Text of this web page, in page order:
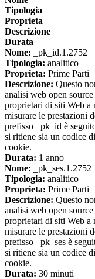
Tipologia
Proprieta
Descrizione
Durata
Nome: _pk_id.1.2752
Tipologia: analitico
Proprieta: Prime Parti
Descrizione: Questo
analisi web open
proprietari di siti Web a
misurare le prestazioni
prefisso _pk_id è
si ritiene sia un codice
cookie.
Durata: 1 anno
Nome: _pk_ses.1.2752
Tipologia: analitico
Proprieta: Prime Parti
Descrizione: Questo
analisi web open
proprietari di siti Web a
misurare le prestazioni
prefisso _pk_ses è
si ritiene sia un codice
cookie.
Durata: 30 minuti